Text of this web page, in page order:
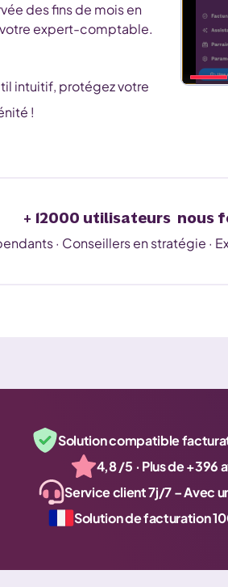
des fins de mois en
expert-comptable.
intuitif, protégez votre
!
+ 12000 utilisateurs nous
· Conseillers en stratégie ·
Solution compatible
4,8 /5 · Plus de +396
Service client 7j/7 – Avec
Solution de facturation